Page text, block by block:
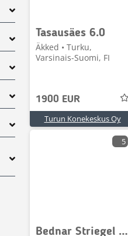
Tasausäes 6.0
Äkked • Turku,
Varsinais-Suomi, FI
1900 EUR
Turun Konekeskus Oy
5
Bednar Striegel PN 7500